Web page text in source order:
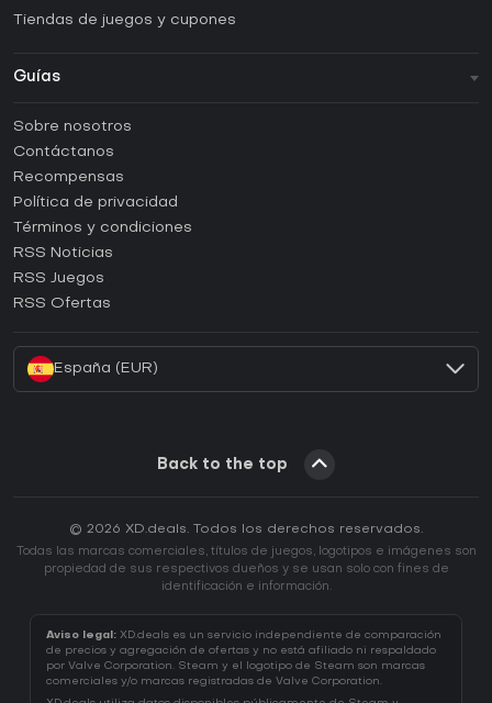
Tiendas de juegos y cupones
Guías
Guías y tutoriales
¿Cómo activar una CD Key de Steam?
¿Cómo activar una CD Key de Epic Games?
¿Cómo activar una CD Key de GOG?
¿Cómo activar una CD Key de Ubisoft Connect?
Sobre nosotros
Contáctanos
Recompensas
Política de privacidad
Términos y condiciones
RSS Noticias
RSS Juegos
RSS Ofertas
España (EUR)
Back to the top
© 2026 XD.deals. Todos los derechos reservados.
Todas las marcas comerciales, títulos de juegos, logotipos e imágenes son
propiedad de sus respectivos dueños y se usan solo con fines de
identificación e información.
Aviso legal: XD.deals es un servicio independiente de comparación
de precios y agregación de ofertas y no está afiliado ni respaldado
por Valve Corporation. Steam y el logotipo de Steam son marcas
comerciales y/o marcas registradas de Valve Corporation.